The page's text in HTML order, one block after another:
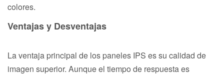
colores.
Ventajas y Desventajas
La ventaja principal de los paneles IPS es su calidad de
imagen superior. Aunque el tiempo de respuesta es